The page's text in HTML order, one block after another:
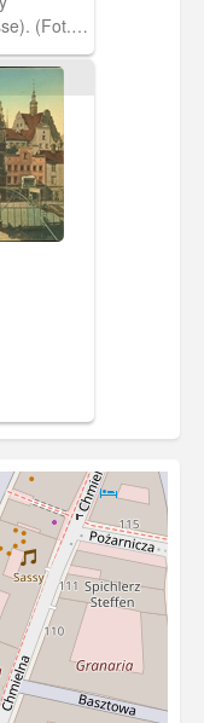
(Fot. F.